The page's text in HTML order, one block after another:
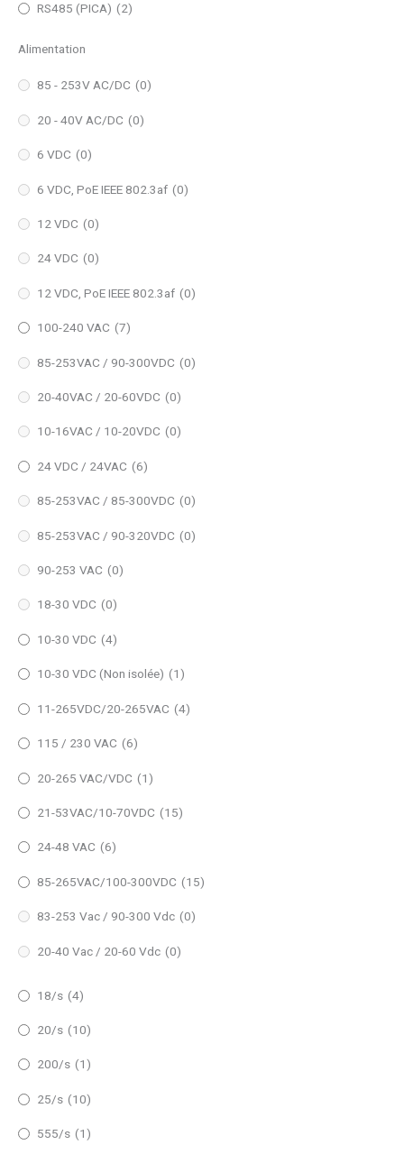
RS485 (PICA) (2)
Alimentation
85 - 253V AC/DC (0)
20 - 40V AC/DC (0)
6 VDC (0)
6 VDC, PoE IEEE 802.3af (0)
12 VDC (0)
24 VDC (0)
12 VDC, PoE IEEE 802.3af (0)
100-240 VAC (7)
85-253VAC / 90-300VDC (0)
20-40VAC / 20-60VDC (0)
10-16VAC / 10-20VDC (0)
24 VDC / 24VAC (6)
85-253VAC / 85-300VDC (0)
85-253VAC / 90-320VDC (0)
90-253 VAC (0)
18-30 VDC (0)
10-30 VDC (4)
10-30 VDC (Non isolée) (1)
11-265VDC/20-265VAC (4)
115 / 230 VAC (6)
20-265 VAC/VDC (1)
21-53VAC/10-70VDC (15)
24-48 VAC (6)
85-265VAC/100-300VDC (15)
83-253 Vac / 90-300 Vdc (0)
20-40 Vac / 20-60 Vdc (0)
18/s (4)
20/s (10)
200/s (1)
25/s (10)
555/s (1)